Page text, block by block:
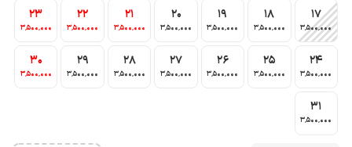
17
3٬500٬000
18
3٬500٬000
19
3٬500٬000
20
3٬500٬000
21
3٬500٬000
22
3٬500٬000
23
3٬500٬000
24
3٬500٬000
25
3٬500٬000
26
3٬500٬000
27
3٬500٬000
28
3٬500٬000
29
3٬500٬000
30
3٬500٬000
31
3٬500٬000